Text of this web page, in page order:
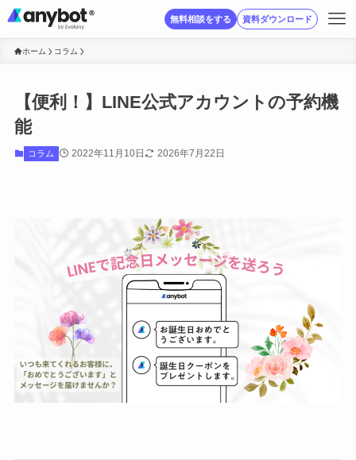
無料相談をする 資料ダウンロード
ホーム コラム
【便利！】LINE公式アカウントの予約機
能
コラム 2022年11月10日 2026年7月22日